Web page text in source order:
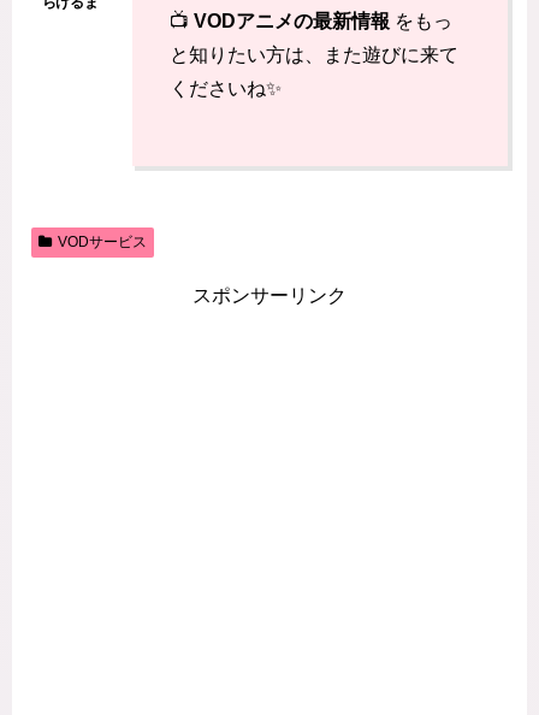
📺 VODアニメの最新情報 をもっ
と知りたい方は、また遊びに来て
くださいね✨
VODサービス
スポンサーリンク